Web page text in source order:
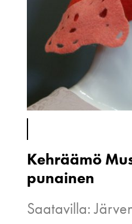
Kehräämö
punainen
Saatavilla: